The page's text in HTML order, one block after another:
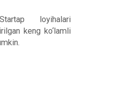
Startap loyihalari
keng ko‘lamli